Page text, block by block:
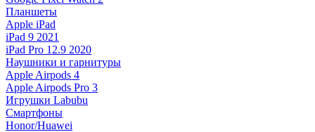
Планшеты
Apple iPad
iPad 9 2021
iPad Pro 12.9 2020
Наушники и гарнитуры
Apple Airpods 4
Apple Airpods Pro 3
Игрушки Labubu
Смартфоны
Honor/Huawei